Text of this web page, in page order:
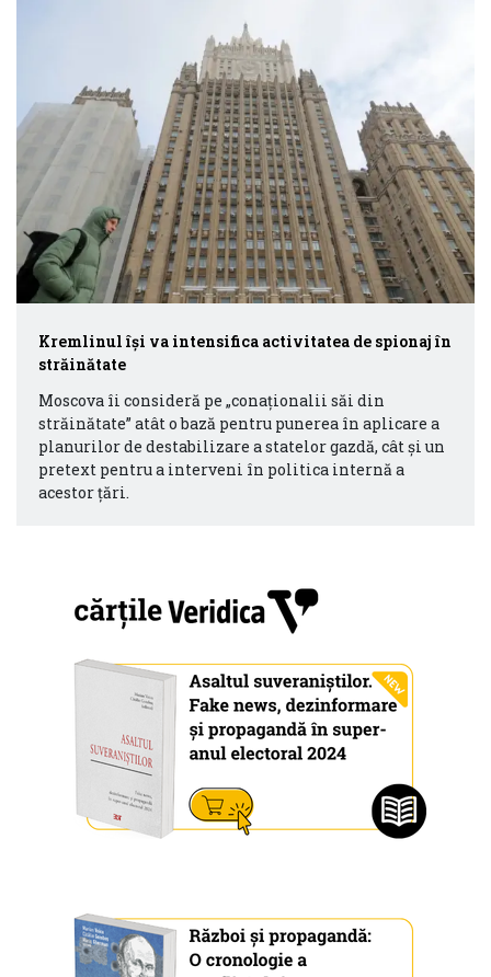
Kremlinul își va intensifica activitatea de spionaj în
străinătate
Moscova îi consideră pe „conaționalii săi din
străinătate” atât o bază pentru punerea în aplicare a
planurilor de destabilizare a statelor gazdă, cât și un
pretext pentru a interveni în politica internă a
acestor țări.